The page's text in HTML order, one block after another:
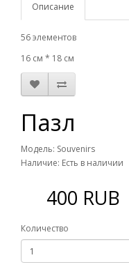
Описание
56 элементов
16 см * 18 см
Пазл
Модель: Souvenirs
Наличие: Есть в наличии
400 RUB
Количество